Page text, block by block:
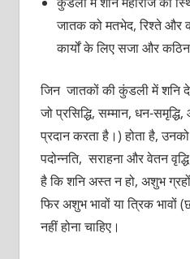
जातक को मतभेद, रिश्ते और
कार्यों के लिए सजा और
जिन जातकों की कुंडली में शनि
जो प्रसिद्धि, सम्मान, धन-
प्रदान करता है।) होता है,
पदोन्नति, सराहना और वेतन
है कि शनि अस्त न हो, अशुभ
फिर अशुभ भावों या त्रिक भावों
नहीं होना चाहिए।